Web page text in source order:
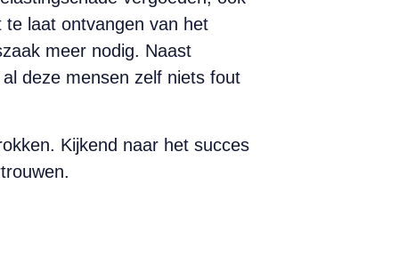
laat ontvangen van het
meer nodig. Naast
deze mensen zelf niets fout
Kijkend naar het succes